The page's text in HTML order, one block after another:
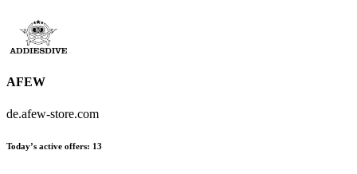
AFEW
de.afew-store.com
Today’s active offers: 13